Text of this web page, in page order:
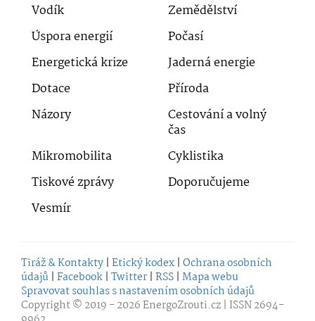
Vodík
Zemědělství
Úspora energií
Počasí
Energetická krize
Jaderná energie
Dotace
Příroda
Názory
Cestování a volný
čas
Mikromobilita
Cyklistika
Tiskové zprávy
Doporučujeme
Vesmír
Tiráž & Kontakty | Etický kodex | Ochrana osobních
údajů | Facebook | Twitter | RSS | Mapa webu
Spravovat souhlas s nastavením osobních údajů
Copyright © 2019 - 2026EnergoZrouti.cz | ISSN 2694-